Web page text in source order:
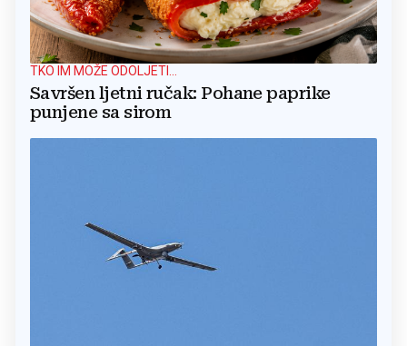
TKO IM MOŽE ODOLJETI...
Savršen ljetni ručak: Pohane paprike
punjene sa sirom